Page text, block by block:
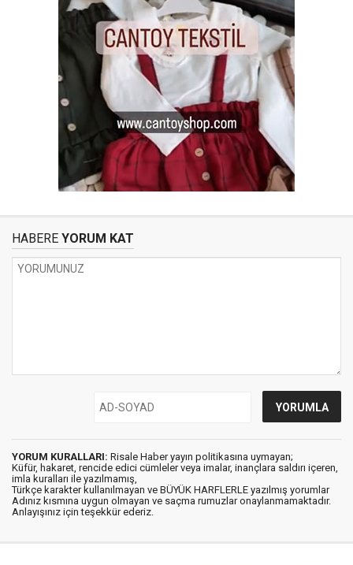
HABERE YORUM KAT
YORUM KURALLARI: Risale Haber yayın politikasına uymayan;
Küfür, hakaret, rencide edici cümleler veya imalar, inançlara saldırı içeren,
imla kuralları ile yazılmamış,
Türkçe karakter kullanılmayan ve BÜYÜK HARFLERLE yazılmış yorumlar
Adınız kısmına uygun olmayan ve saçma rumuzlar onaylanmamaktadır.
Anlayışınız için teşekkür ederiz.